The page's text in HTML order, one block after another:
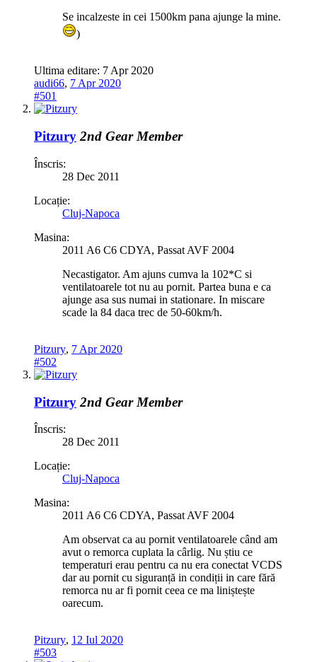
Se incalzeste in cei 1500km pana ajunge la mine.
)
Ultima editare: 7 Apr 2020
audi66, 7 Apr 2020
#501
Pitzury 2nd Gear Member
Înscris:
28 Dec 2011
Locație:
Cluj-Napoca
Masina:
2011 A6 C6 CDYA, Passat AVF 2004
Necastigator. Am ajuns cumva la 102*C si
ventilatoarele tot nu au pornit. Partea buna e ca
ajunge asa sus numai in stationare. In miscare
scade la 84 daca trec de 50-60km/h.
Pitzury, 7 Apr 2020
#502
Pitzury 2nd Gear Member
Înscris:
28 Dec 2011
Locație:
Cluj-Napoca
Masina:
2011 A6 C6 CDYA, Passat AVF 2004
Am observat ca au pornit ventilatoarele când am
avut o remorca cuplata la cârlig. Nu știu ce
temperaturi erau pentru ca nu era conectat VCDS
dar au pornit cu siguranță in condiții in care fără
remorca nu ar fi pornit ceea ce ma liniștește
oarecum.
Pitzury, 12 Iul 2020
#503